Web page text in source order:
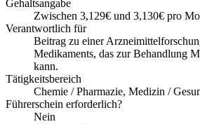
Gehaltsangabe
Zwischen 3,129€ und 3,130€ pro
Verantwortlich für
Beitrag zu einer
Medikaments, das zur Behandlung
kann.
Tätigkeitsbereich
Chemie / Pharmazie, Medizin /
Führerschein erforderlich?
Nein